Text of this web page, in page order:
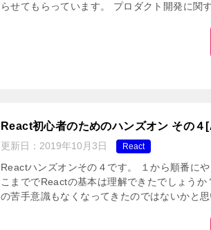
らせてもらっています。 プロダクト開発に関
React初心者のためのハンズオン その４
更新日： 2019年10月3日 React
Reactハンズオンその４です。 １から順番に
こまででReactの基本は理解できたでしょう
の苦手意識もなくなってきたのではないかと